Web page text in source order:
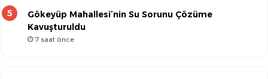
Gökeyüp Mahallesi’nin Su Sorunu Çözüme
Kavuşturuldu
7 saat önce